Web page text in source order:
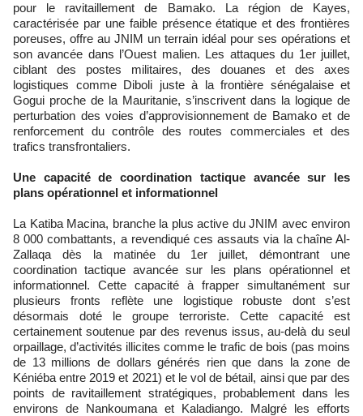
pour le ravitaillement de Bamako. La région de Kayes,
caractérisée par une faible présence étatique et des frontières
poreuses, offre au JNIM un terrain idéal pour ses opérations et
son avancée dans l’Ouest malien. Les attaques du 1er juillet,
ciblant des postes militaires, des douanes et des axes
logistiques comme Diboli juste à la frontière sénégalaise et
Gogui proche de la Mauritanie, s’inscrivent dans la logique de
perturbation des voies d’approvisionnement de Bamako et de
renforcement du contrôle des routes commerciales et des
trafics transfrontaliers.
Une capacité de coordination tactique avancée sur les
plans opérationnel et informationnel
La Katiba Macina, branche la plus active du JNIM avec environ
8 000 combattants, a revendiqué ces assauts via la chaîne Al-
Zallaqa dès la matinée du 1er juillet, démontrant une
coordination tactique avancée sur les plans opérationnel et
informationnel. Cette capacité à frapper simultanément sur
plusieurs fronts reflète une logistique robuste dont s’est
désormais doté le groupe terroriste. Cette capacité est
certainement soutenue par des revenus issus, au-delà du seul
orpaillage, d’activités illicites comme le trafic de bois (pas moins
de 13 millions de dollars générés rien que dans la zone de
Kéniéba entre 2019 et 2021) et le vol de bétail, ainsi que par des
points de ravitaillement stratégiques, probablement dans les
environs de Nankoumana et Kaladiango. Malgré les efforts